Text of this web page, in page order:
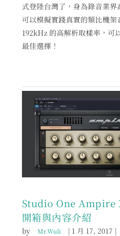
式登陸台灣了，身為錄音業
可以模擬實踐真實的類比機
192kHz 的高解析取樣率，可
最佳選擇！
Studio One Ampire
開箱與內容介紹
by Mr.Wuli | 1 月 17, 2017 |